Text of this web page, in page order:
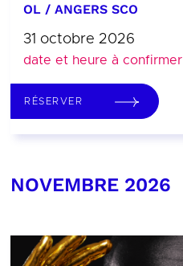
OL / ANGERS SCO
31 octobre 2026
date et heure à confirmer
RÉSERVER
NOVEMBRE 2026